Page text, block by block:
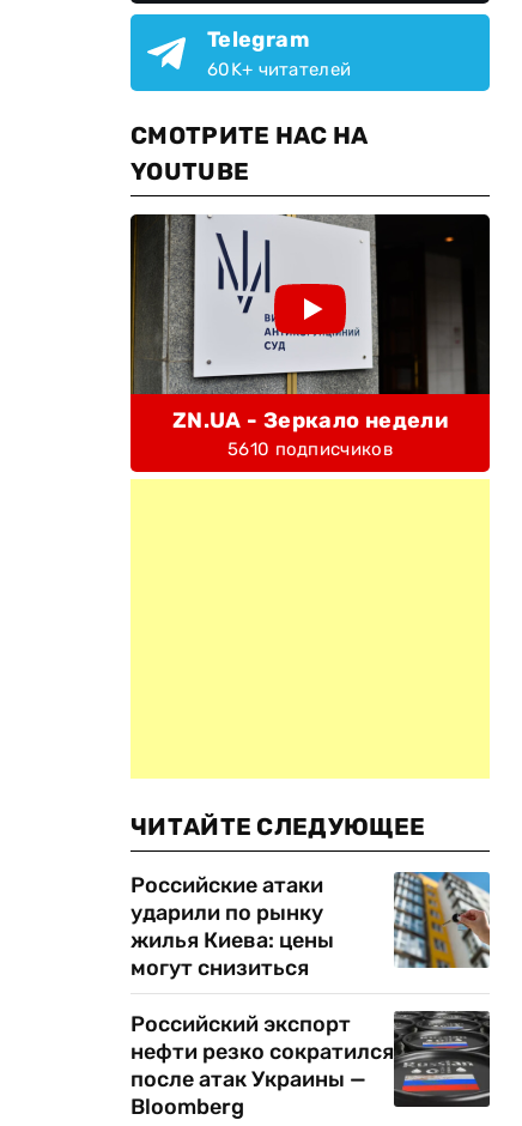
Telegram
60K+ читателей
СМОТРИТЕ НАС НА
YOUTUBE
ZN.UA - Зеркало недели
5610 подписчиков
ЧИТАЙТЕ СЛЕДУЮЩЕЕ
Российские атаки
ударили по рынку
жилья Киева: цены
могут снизиться
Российский экспорт
нефти резко сократился
после атак Украины —
Bloomberg